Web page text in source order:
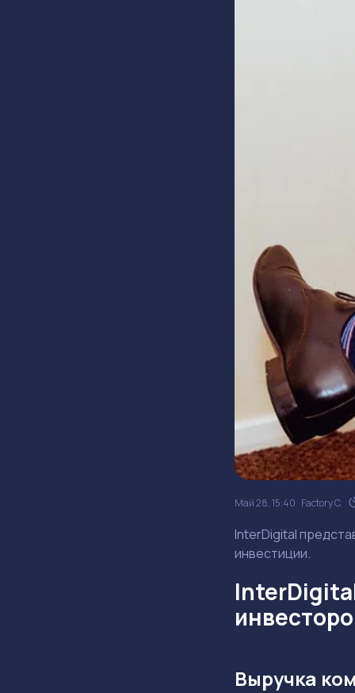
Май 28, 15:40 Factory C.
InterDigital
инвестиции.
Выручка